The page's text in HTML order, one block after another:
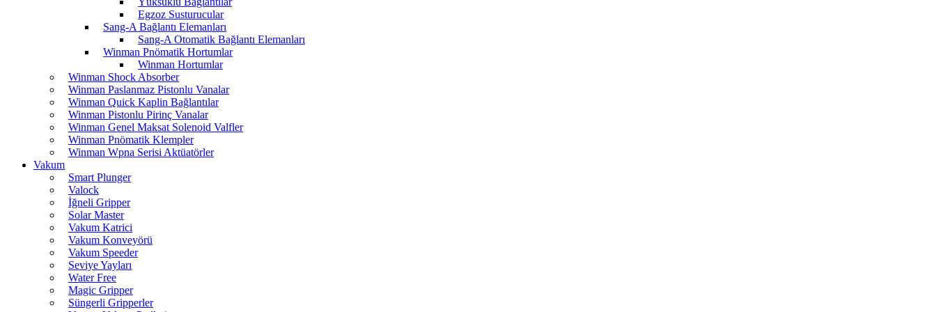
Egzoz Susturucular
Sang-A Bağlantı Elemanları
Sang-A Otomatik Bağlantı Elemanları
Winman Pnömatik Hortumlar
Winman Hortumlar
Winman Shock Absorber
Winman Paslanmaz Pistonlu Vanalar
Winman Quick Kaplin Bağlantılar
Winman Pistonlu Pirinç Vanalar
Winman Genel Maksat Solenoid Valfler
Winman Pnömatik Klempler
Winman Wpna Serisi Aktüatörler
Vakum
Smart Plunger
Valock
İğneli Gripper
Solar Master
Vakum Katrici
Vakum Konveyörü
Vakum Speeder
Seviye Yayları
Water Free
Magic Gripper
Süngerli Gripperler